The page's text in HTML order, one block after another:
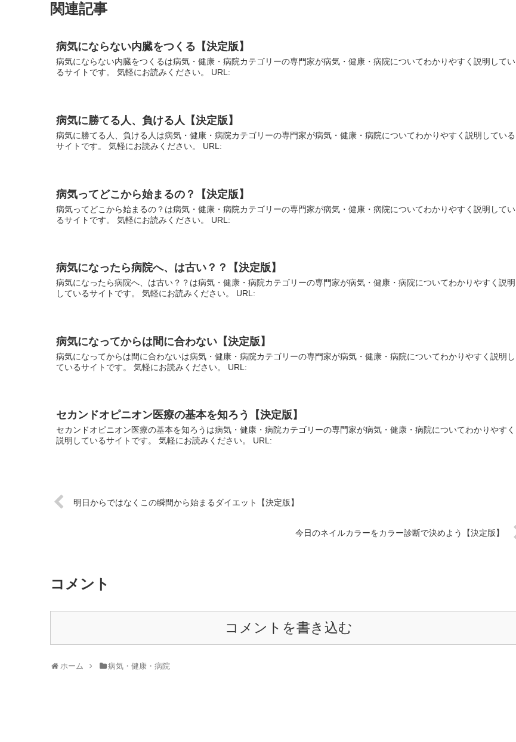
関連記事
病気にならない内臓をつくる【決定版】
病気にならない内臓をつくるは病気・健康・病院カテゴリーの専門家が病気・健康・病院についてわかりやすく説明してい
るサイトです。 気軽にお読みください。 URL:
病気に勝てる人、負ける人【決定版】
病気に勝てる人、負ける人は病気・健康・病院カテゴリーの専門家が病気・健康・病院についてわかりやすく説明している
サイトです。 気軽にお読みください。 URL:
病気ってどこから始まるの？【決定版】
病気ってどこから始まるの？は病気・健康・病院カテゴリーの専門家が病気・健康・病院についてわかりやすく説明してい
るサイトです。 気軽にお読みください。 URL:
病気になったら病院へ、は古い？？【決定版】
病気になったら病院へ、は古い？？は病気・健康・病院カテゴリーの専門家が病気・健康・病院についてわかりやすく説明
しているサイトです。 気軽にお読みください。 URL:
病気になってからは間に合わない【決定版】
病気になってからは間に合わないは病気・健康・病院カテゴリーの専門家が病気・健康・病院についてわかりやすく説明し
ているサイトです。 気軽にお読みください。 URL:
セカンドオピニオン医療の基本を知ろう【決定版】
セカンドオピニオン医療の基本を知ろうは病気・健康・病院カテゴリーの専門家が病気・健康・病院についてわかりやすく
説明しているサイトです。 気軽にお読みください。 URL:
明日からではなくこの瞬間から始まるダイエット【決定版】
今日のネイルカラーをカラー診断で決めよう【決定版】
コメント
コメントを書き込む
ホーム 病気・健康・病院